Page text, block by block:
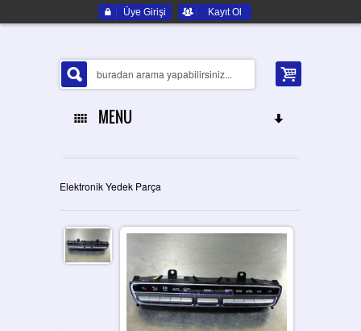
Üye Girişi Kayıt Ol
MENU
ELEKTRONIK YEDEK PARÇA
Elektronik Yedek Parça